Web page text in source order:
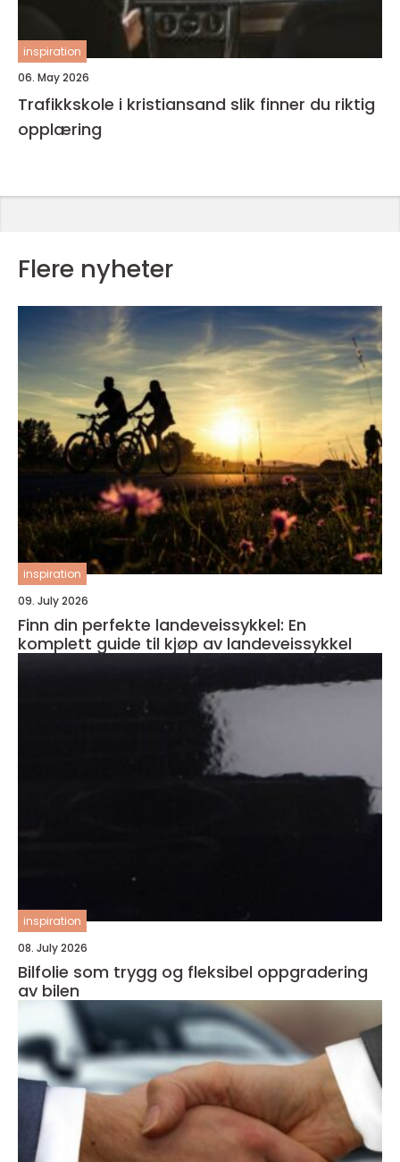
inspiration
06. May 2026
Trafikkskole i kristiansand slik finner du riktig
opplæring
Flere nyheter
inspiration
09. July 2026
Finn din perfekte landeveissykkel: En
komplett guide til kjøp av landeveissykkel
inspiration
08. July 2026
Bilfolie som trygg og fleksibel oppgradering
av bilen